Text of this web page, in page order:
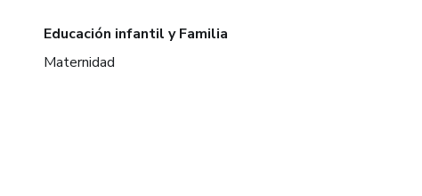
Educación infantil y Familia
Maternidad